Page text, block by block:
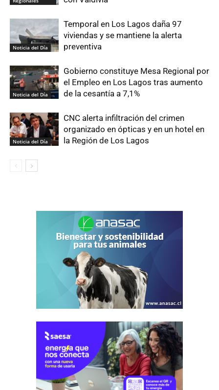
Noticia del Día
Temporal en Los Lagos daña 97
viviendas y se mantiene la alerta
preventiva
Noticia del Día
Gobierno constituye Mesa Regional por
el Empleo en Los Lagos tras aumento
de la cesantía a 7,1%
Noticia del Día
CNC alerta infiltración del crimen
organizado en ópticas y en un hotel en
la Región de Los Lagos